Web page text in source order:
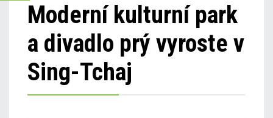
Moderní kulturní park
a divadlo prý vyroste v
Sing-Tchaj